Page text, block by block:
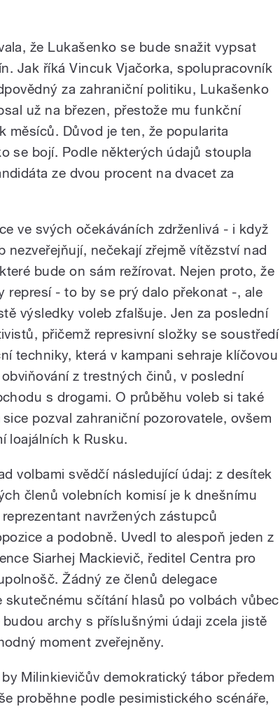
že Lukašenko se bude snažit vypsat
Jak říká Vincuk Vjačorka, spolupracovník
za zahraniční politiku, Lukašenko
už na březen, přestože mu funkční
měsíců. Důvod je ten, že popularita
se bojí. Podle některých údajů stoupla
ze dvou procent na dvacet za
ve svých očekáváních zdrženlivá - i když
nezveřejňují, nečekají zřejmě vítězství nad
bude on sám režírovat. Nejen proto, že
represí - to by se prý dalo překonat -, ale
výsledky voleb zfalšuje. Jen za poslední
přičemž represivní složky se soustředí
techniky, která v kampani sehraje klíčovou
z trestných činů, v poslední
s drogami. O průběhu voleb si také
pozval zahraniční pozorovatele, ovšem
loajálních k Rusku.
volbami svědčí následující údaj: z desítek
členů volebních komisí je k dnešnímu
navržených zástupců
a podobně. Uvedl to alespoň jeden z
Siarhej Mackievič, ředitel Centra pro
Žádný ze členů delegace
skutečnému sčítání hlasů po volbách vůbec
archy s příslušnými údaji zcela jistě
moment zveřejněny.
Milinkievičův demokratický tábor předem
proběhne podle pesimistického scénáře,